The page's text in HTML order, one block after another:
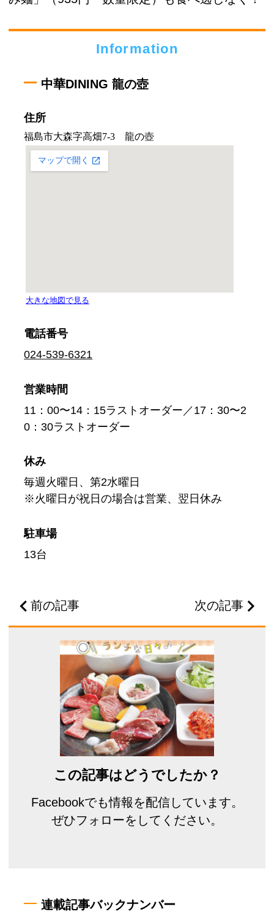
Information
中華DINING 龍の壺
住所
電話番号
024-539-6321
営業時間
11：00〜14：15ラストオーダー／17：30〜2
0：30ラストオーダー
休み
毎週火曜日、第2水曜日
※火曜日が祝日の場合は営業、翌日休み
駐車場
13台
前の記事 次の記事
この記事はどうでしたか？
Facebookでも情報を配信しています。
ぜひフォローをしてください。
連載記事バックナンバー